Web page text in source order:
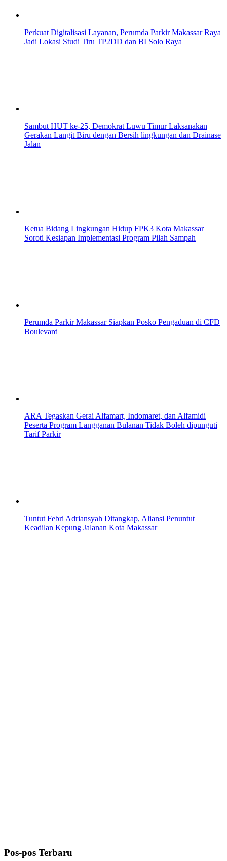
Perkuat Digitalisasi Layanan, Perumda Parkir Makassar Raya
Jadi Lokasi Studi Tiru TP2DD dan BI Solo Raya
Sambut HUT ke-25, Demokrat Luwu Timur Laksanakan
Gerakan Langit Biru dengan Bersih lingkungan dan Drainase
Jalan
Ketua Bidang Lingkungan Hidup FPK3 Kota Makassar
Soroti Kesiapan Implementasi Program Pilah Sampah
Perumda Parkir Makassar Siapkan Posko Pengaduan di CFD
Boulevard
ARA Tegaskan Gerai Alfamart, Indomaret, dan Alfamidi
Peserta Program Langganan Bulanan Tidak Boleh dipunguti
Tarif Parkir
Tuntut Febri Adriansyah Ditangkap, Aliansi Penuntut
Keadilan Kepung Jalanan Kota Makassar
Pos-pos Terbaru